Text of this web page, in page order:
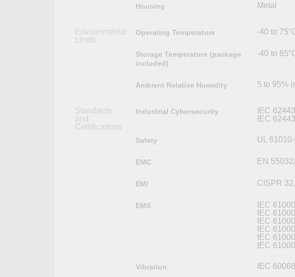
Housing Metal
Environmental
Limits
Operating Temperature -40 to
Storage Temperature (package
included)
-40 to
Ambient Relative Humidity 5 to 95%
Standards
and
Certifications
Industrial Cybersecurity
IEC
IEC
Safety UL
EMC EN
EMI CISPR
EMS
IEC
IEC
IEC
IEC
IEC
IEC
Vibration IEC